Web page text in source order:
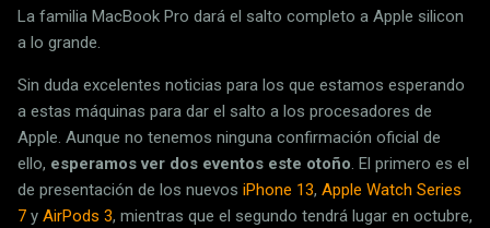
La familia MacBook Pro dará el salto completo a Apple silicon
a lo grande.
Sin duda excelentes noticias para los que estamos esperando
a estas máquinas para dar el salto a los procesadores de
Apple. Aunque no tenemos ninguna confirmación oficial de
ello, esperamos ver dos eventos este otoño. El primero es el
de presentación de los nuevos iPhone 13, Apple Watch Series
7 y AirPods 3, mientras que el segundo tendrá lugar en octubre,